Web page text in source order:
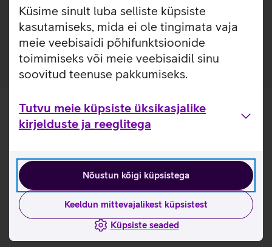
Küsime sinult luba selliste küpsiste
kasutamiseks, mida ei ole tingimata vaja
meie veebisaidi põhifunktsioonide
toimimiseks või meie veebisaidil sinu
soovitud teenuse pakkumiseks.
Tutvu meie küpsiste üksikasjalike
kirjelduste ja reeglitega
Nõustun kõigi küpsistega
Keeldun mittevajalikest küpsistest
Küpsiste seaded
energiavajadustele, tagades nii optimaalse efektiivsuse kui
ka ohutuse. Laadija kompaktne ja kerge disain tagab
maksimaalse mugavuse kaasaskandmisel.